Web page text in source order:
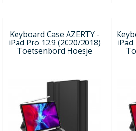
Keyboard Case AZERTY -
iPad Pro 12.9 (2020/2018)
Toetsenbord Hoesje
iPad